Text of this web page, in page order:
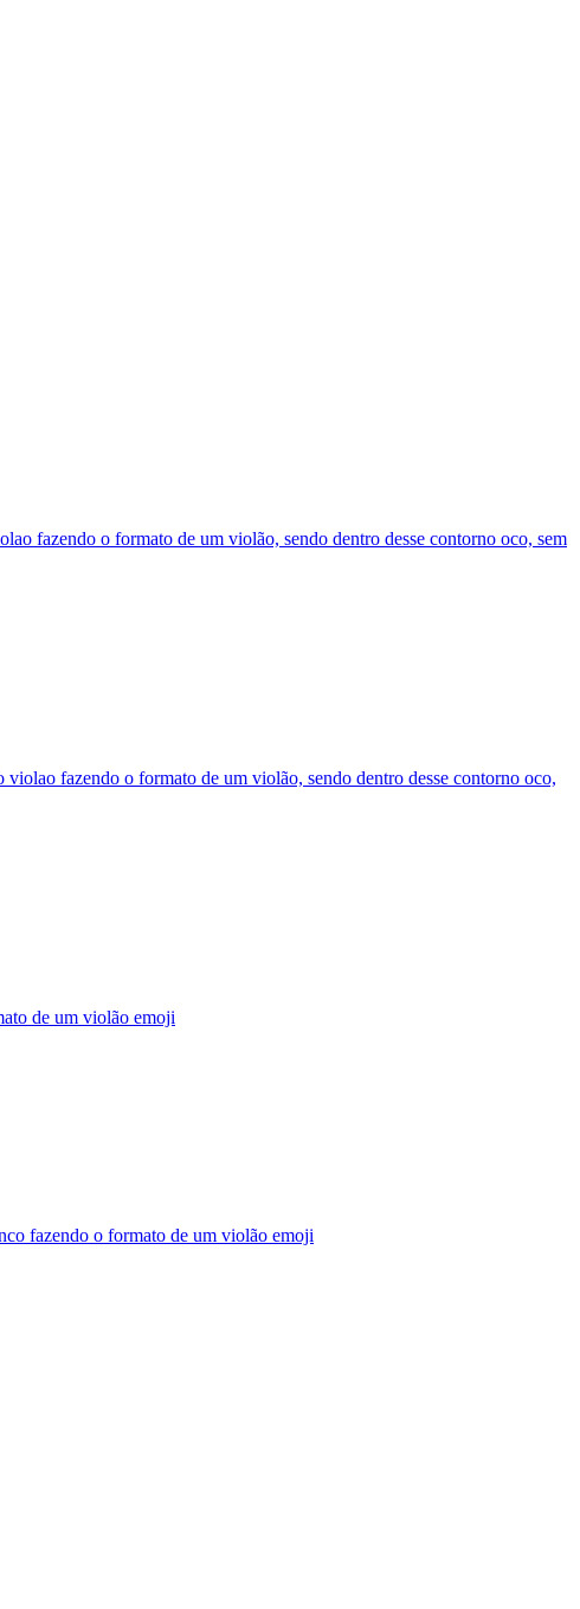
fazendo o formato de um violão, sendo dentro desse contorno oco, sem
fazendo o formato de um violão, sendo dentro desse contorno oco,
de um violão emoji
fazendo o formato de um violão emoji